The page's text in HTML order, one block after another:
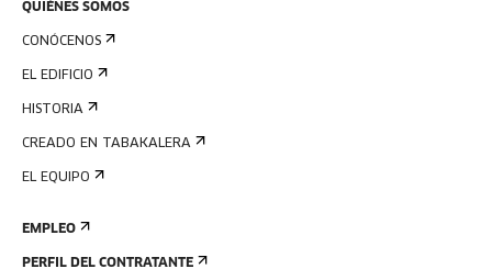
QUIÉNES SOMOS
CONÓCENOS
EL EDIFICIO
HISTORIA
CREADO EN TABAKALERA
EL EQUIPO
EMPLEO
PERFIL DEL CONTRATANTE